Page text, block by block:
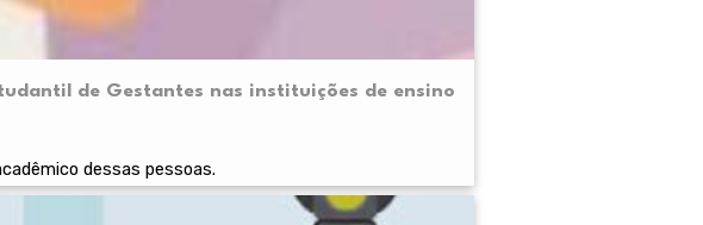
de Gestantes nas instituições de ensino
dessas pessoas.